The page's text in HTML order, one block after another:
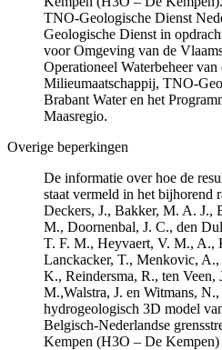
TNO-Geologische Dienst
Geologische Dienst in
voor Omgeving van de
Operationeel Waterbeheer van
Milieumaatschappij, TNO-
Brabant Water en het
Maasregio.
Overige beperkingen
De informatie over hoe de
staat vermeld in het bijhorend
Deckers, J., Bakker, M. A. J.,
M., Doornenbal, J. C., den
T. F. M., Heyvaert, V. M., A.,
Lanckacker, T., Menkovic,
K., Reindersma, R., ten Veen,
M.,Walstra, J. en Witmans,
hydrogeologisch 3D model
Belgisch-Nederlandse
Kempen (H3O – De Kempen)